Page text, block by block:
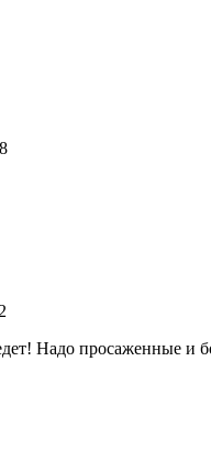
Надо просаженные и